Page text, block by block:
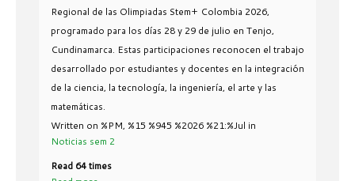
Regional de las Olimpiadas Stem+ Colombia 2026,
programado para los días 28 y 29 de julio en Tenjo,
Cundinamarca. Estas participaciones reconocen el trabajo
desarrollado por estudiantes y docentes en la integración
de la ciencia, la tecnología, la ingeniería, el arte y las
matemáticas.
Written on %PM, %15 %945 %2026 %21:%Jul in
Noticias sem 2
Read 64 times